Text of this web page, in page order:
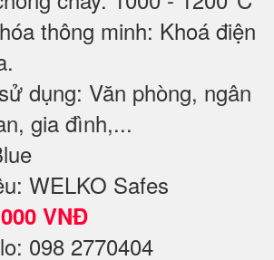
thông minh: Khoá điện
dụng: Văn phòng, ngân
gia đình,...
WELKO Safes
VNĐ
098 2770404